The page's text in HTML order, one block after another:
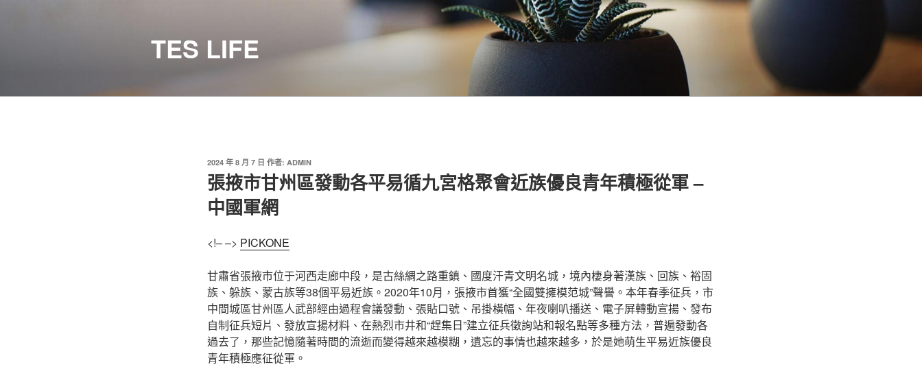
TES LIFE
發
佈
於
2024 年 8 月 7 日 作者: ADMIN
張掖市甘州區發動各平易循九宮格聚會近族優良青年積極從軍 –
中國軍網
<!– –> PICKONE
甘肅省張掖市位于河西走廊中段，是古絲綢之路重鎮、國度汗青文明名城，境內棲身著漢族、回族、裕固
族、躲族、蒙古族等38個平易近族。2020年10月，張掖市首獲“全國雙擁模范城”聲譽。本年春季征兵，市
中間城區甘州區人武部經由過程會議發動、張貼口號、吊掛橫幅、年夜喇叭播送、電子屏轉動宣揚、發布
自制征兵短片、發放宣揚材料、在熱烈市井和“趕集日”建立征兵徵詢站和報名點等多種方法，普遍發動各
過去了，那些記憶隨著時間的流逝而變得越來越模糊，遺忘的事情也越來越多，於是她萌生平易近族優良
青年積極應征從軍。